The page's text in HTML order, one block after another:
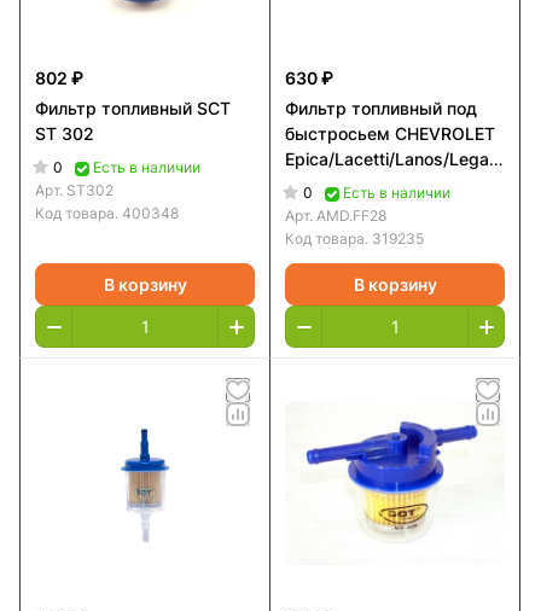
802 ₽
Фильтр топливный SCT
ST 302
0
Есть в наличии
Арт. ST302
Код товара. 400348
В корзину
630 ₽
Фильтр топливный под
быстросьем CHEVROLET
Epica/Lacetti/Lanos/Leganza/
AMD
0
Есть в наличии
Арт. AMD.FF28
Код товара. 319235
В корзину